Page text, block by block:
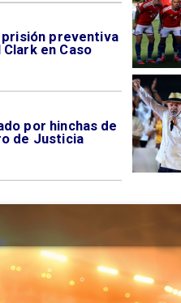
prisión preventiva
en Caso
por hinchas de
de Justicia